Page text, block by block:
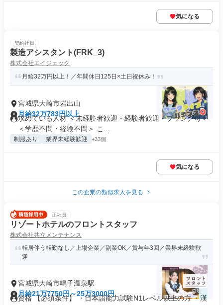
気になる
契約社員
製造アシスタント(FRK_3)
株式会社エイジェック
月給32万円以上！／年間休日125日×土日祝休み！
宮城県大崎市岩出山
月給32万783円以上
求めている人材 ＜未経験者歓迎・経験者歓迎・ブランク可＞
＜学歴不問・経験不問＞ こ...
制服あり 業界未経験歓迎 +33個
気になる
この企業の類似求人を見る
正社員
リゾートホテルのフロントスタッフ
株式会社共立メンテナンス
転居伴う転勤なし／上場企業／副業OK／賞与年3回／業界未経験歓
迎
宮城県大崎市鳴子温泉駅
月給21万7750円～25万3000円
資格 【必須条件】 ・日本語能力試験N1レベル以上の方 ・漢